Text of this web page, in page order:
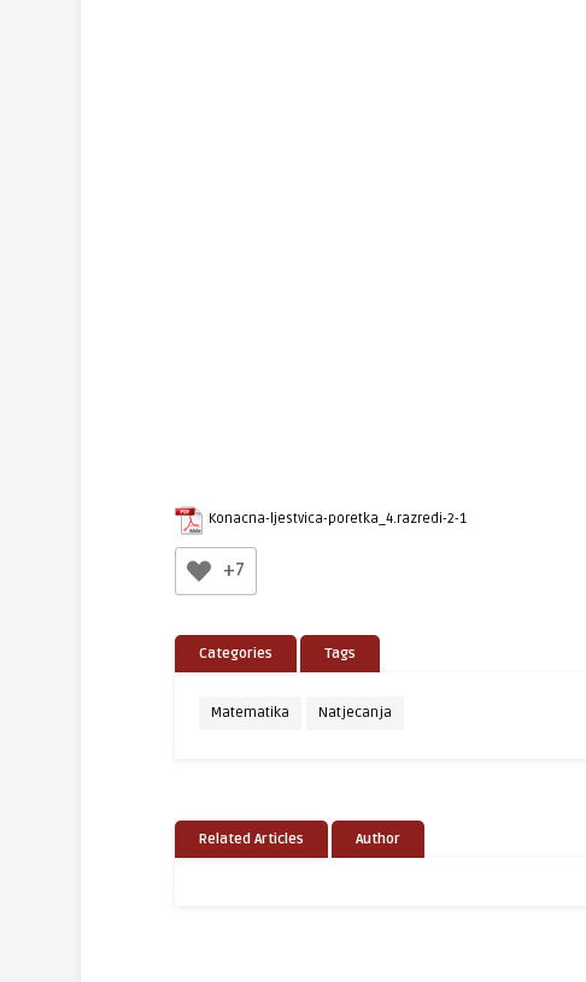
Konacna-ljestvica-poretka_4.razredi-2-1
+7
Categories Tags
Matematika Natjecanja
Related Articles Author